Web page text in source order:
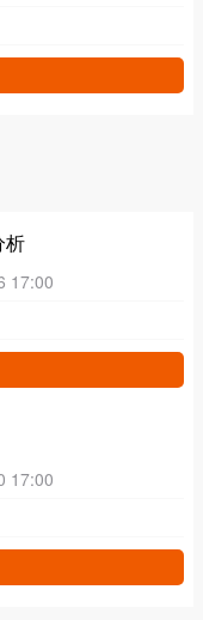
析
17:00
17:00